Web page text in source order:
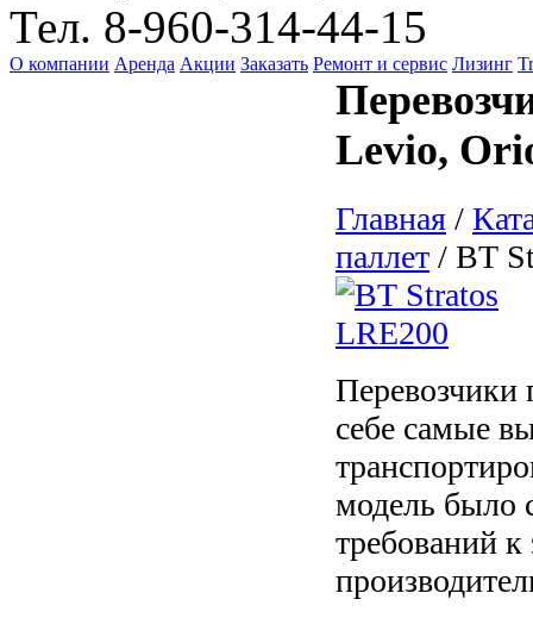
Тел. 8-960-314-44-15
О компании Аренда Акции Заказать Ремонт и сервис Лизинг
Levio,
Главная /
паллет / ВТ
Перевозчики
себе самые
модель было
требований